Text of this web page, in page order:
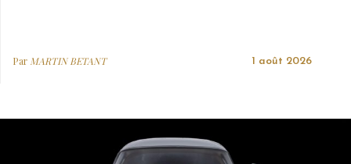
Par MARTIN BETANT 1 août 2026